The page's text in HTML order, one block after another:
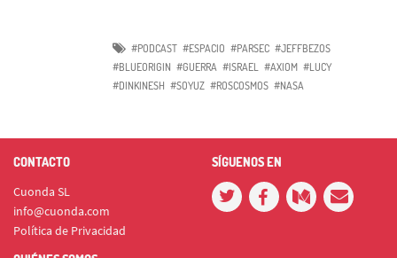
#PODCAST #ESPACIO #PARSEC #JEFFBEZOS
#BLUEORIGIN #GUERRA #ISRAEL #AXIOM #LUCY
#DINKINESH #SOYUZ #ROSCOSMOS #NASA
CONTACTO
Cuonda SL
info@cuonda.com
Política de Privacidad
SÍGUENOS EN